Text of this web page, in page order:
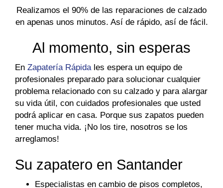
Realizamos el 90% de las reparaciones de calzado
en apenas unos minutos. Así de rápido, así de fácil.
Al momento, sin esperas
En Zapatería Rápidales espera un equipo de
profesionales preparado para solucionar cualquier
problema relacionado con su calzado y para alargar
su vida útil, con cuidados profesionales que usted
podrá aplicar en casa. Porque sus zapatos pueden
tener mucha vida. ¡No los tire, nosotros se los
arreglamos!
Su zapatero en Santander
Especialistas en cambio de pisos completos,